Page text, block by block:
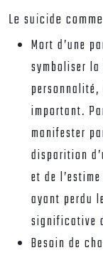
Le suicide
Mort d’une
symboliser
important.
manifester
disparition
et de
ayant perdu
significative
Besoin de